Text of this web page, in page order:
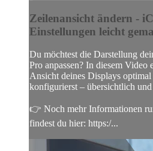
Zeilenansicht ändern -
Einstellungen leicht
Du möchtest die Darstellung
Pro anpassen? In diesem Video
Ansicht deines Displays
konfigurierst – übersichtlich
👉 Noch mehr Informationen
findest du hier: https:/...